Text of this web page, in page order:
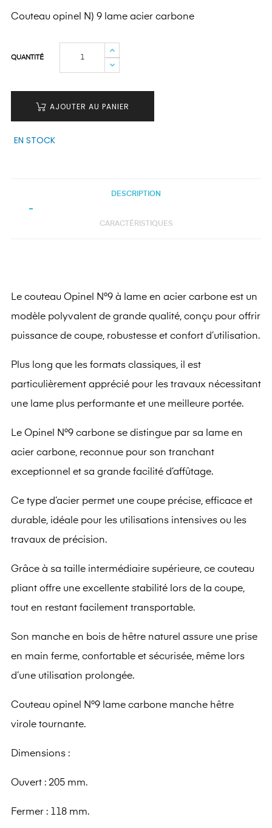
Couteau opinel N) 9 lame acier carbone
QUANTITÉ
AJOUTER AU PANIER
EN STOCK
DESCRIPTION
CARACTÉRISTIQUES
Le couteau Opinel
N°9 à lame en acier carbone est un
modèle polyvalent de grande qualité, conçu pour offrir
puissance de coupe, robustesse et confort d’utilisation.
Plus long que les formats classiques, il est
particulièrement apprécié pour les travaux nécessitant
une lame plus performante et une meilleure portée.
Le Opinel N°9 carbone se distingue par sa lame en
acier carbone, reconnue pour son tranchant
exceptionnel et sa grande facilité d’affûtage.
Ce type d’acier permet une coupe précise, efficace et
durable, idéale pour les utilisations intensives ou les
travaux de précision.
Grâce à sa taille intermédiaire supérieure, ce couteau
pliant offre une excellente stabilité lors de la coupe,
tout en restant facilement transportable.
Son manche en bois de hêtre naturel assure une prise
en main ferme, confortable et sécurisée, même lors
d’une utilisation prolongée.
Couteau opinel N°9 lame carbone manche hêtre
virole tournante.
Dimensions :
Ouvert : 205 mm.
Fermer : 118 mm.